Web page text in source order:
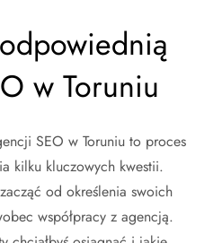
w Toruniu
SEO w Toruniu to proces
kilku kluczowych kwestii.
od określenia swoich
współpracy z agencją.